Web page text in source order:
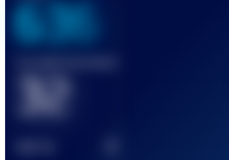
636
32